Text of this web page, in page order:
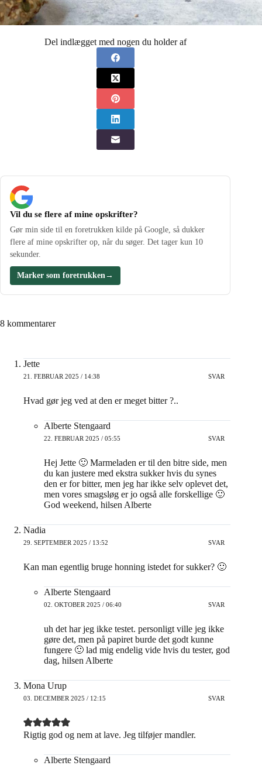
Del indlægget med nogen du holder af
Vil du se flere af mine opskrifter?
Gør min side til en foretrukken kilde på Google, så dukker
flere af mine opskrifter op, når du søger. Det tager kun 10
sekunder.
Marker som foretrukken →
8 kommentarer
Jette
21. FEBRUAR 2025 / 14:38 SVAR
Hvad gør jeg ved at den er meget bitter ?..
Alberte Stengaard
22. FEBRUAR 2025 / 05:55 SVAR
Hej Jette 🙂 Marmeladen er til den bitre side, men
du kan justere med ekstra sukker hvis du synes
den er for bitter, men jeg har ikke selv oplevet det,
men vores smagsløg er jo også alle forskellige 🙂
God weekend, hilsen Alberte
Nadia
29. SEPTEMBER 2025 / 13:52 SVAR
Kan man egentlig bruge honning istedet for sukker? 🙂
Alberte Stengaard
02. OKTOBER 2025 / 06:40 SVAR
uh det har jeg ikke testet. personligt ville jeg ikke
gøre det, men på papiret burde det godt kunne
fungere 🙂 lad mig endelig vide hvis du tester, god
dag, hilsen Alberte
Mona Urup
03. DECEMBER 2025 / 12:15 SVAR
Rigtig god og nem at lave. Jeg tilføjer mandler.
Alberte Stengaard